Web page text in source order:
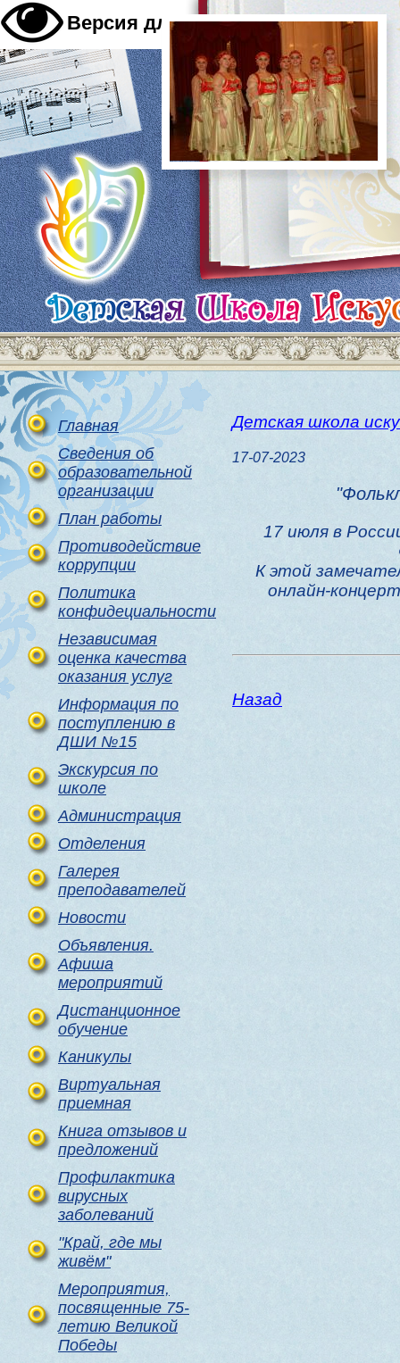
Версия для слабовидящих A A A
Главная
Сведения об
образовательной
организации
План работы
Противодействие
коррупции
Политика
конфидециальности
Независимая
оценка качества
оказания услуг
Информация по
поступлению в
ДШИ №15
Экскурсия по
школе
Администрация
Отделения
Галерея
преподавателей
Новости
Объявления.
Афиша
мероприятий
Дистанционное
обучение
Каникулы
Виртуальная
приемная
Книга отзывов и
предложений
Профилактика
вирусных
заболеваний
"Край, где мы
живём"
Мероприятия,
посвященные 75-
летию Великой
Победы
Детская школа
17-07-2023
17 июля в
К этой
онлайн-
Назад